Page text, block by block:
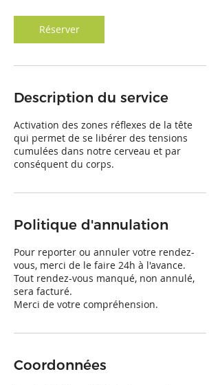
Réserver
Description du service
Activation des zones réflexes de la tête
qui permet de se libérer des tensions
cumulées dans notre cerveau et par
conséquent du corps.
Politique d'annulation
Pour reporter ou annuler votre rendez-
vous, merci de le faire 24h à l'avance.
Tout rendez-vous manqué, non annulé,
sera facturé.
Merci de votre compréhension.
Coordonnées